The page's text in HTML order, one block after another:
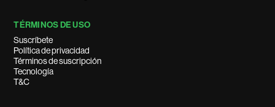
TÉRMINOS DE USO
Suscríbete
Política de privacidad
Términos de suscripción
Tecnología
T&C